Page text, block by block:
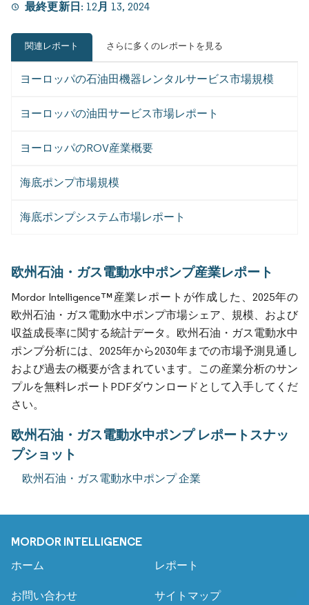
最終更新日: 12月 13, 2024
関連レポート さらに多くのレポートを見る
ヨーロッパの石油田機器レンタルサービス市場規模
ヨーロッパの油田サービス市場レポート
ヨーロッパのROV産業概要
海底ポンプ市場規模
海底ポンプシステム市場レポート
欧州石油・ガス電動水中ポンプ産業レポート
Mordor Intelligence™産業レポートが作成した、2025年の
欧州石油・ガス電動水中ポンプ市場シェア、規模、および
収益成長率に関する統計データ。欧州石油・ガス電動水中
ポンプ分析には、2025年から2030年までの市場予測見通し
および過去の概要が含まれています。この産業分析のサン
プルを無料レポートPDFダウンロードとして入手してくだ
さい。
欧州石油・ガス電動水中ポンプ レポートスナッ
プショット
欧州石油・ガス電動水中ポンプ 企業
MORDOR INTELLIGENCE
ホーム レポート
お問い合わせ サイトマップ